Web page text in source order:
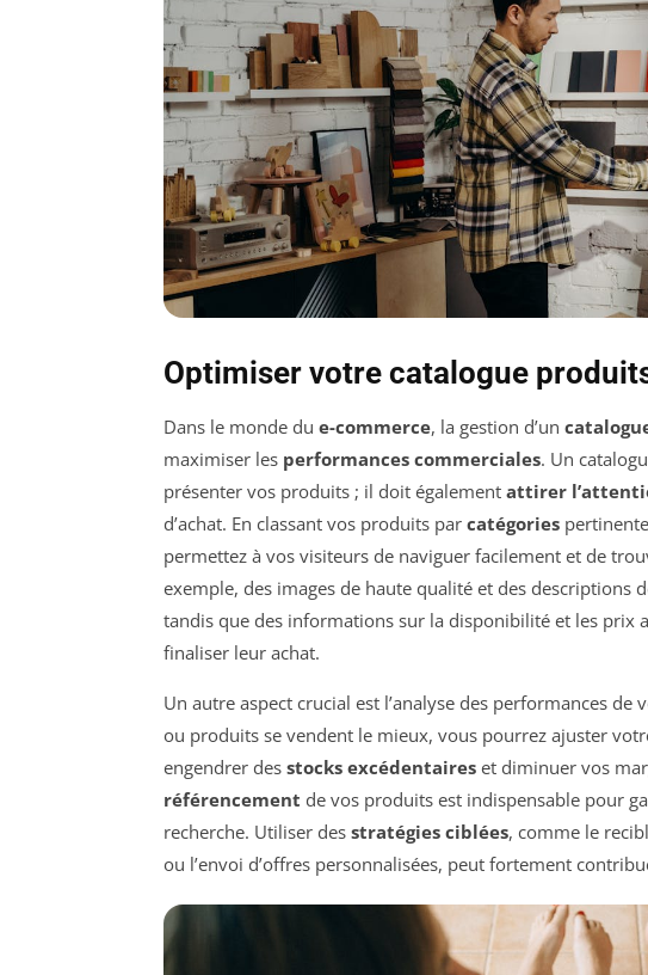
Optimiser votre catalogue
Dans le monde du e-commerce, la gestion d’un
maximiser les performances commerciales. Un
présenter vos produits ; il doit également attirer
d’achat. En classant vos produits par catégories
permettez à vos visiteurs de naviguer facilement et de
exemple, des images de haute qualité et des descriptions
tandis que des informations sur la disponibilité et les prix
finaliser leur achat.
Un autre aspect crucial est l’analyse des performances
ou produits se vendent le mieux, vous pourrez ajuster
engendrer des stocks excédentaires et diminuer vos
référencement de vos produits est indispensable pour
recherche. Utiliser des stratégies ciblées, comme le
ou l’envoi d’offres personnalisées, peut fortement